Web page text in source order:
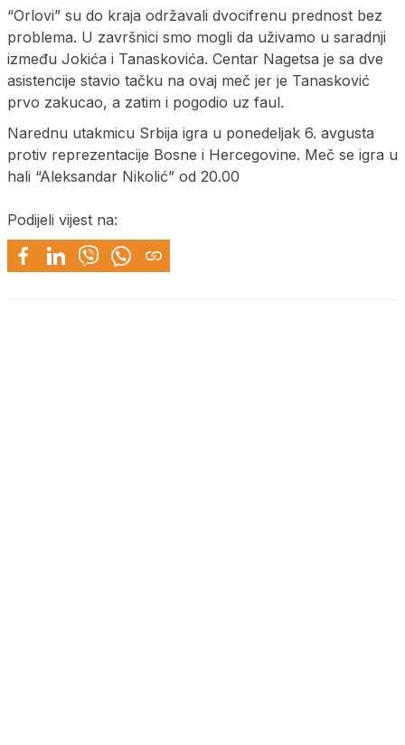
“Orlovi” su do kraja održavali dvocifrenu prednost bez
problema. U završnici smo mogli da uživamo u saradnji
između Jokića i Tanaskovića. Centar Nagetsa je sa dve
asistencije stavio tačku na ovaj meč jer je Tanasković
prvo zakucao, a zatim i pogodio uz faul.
Narednu utakmicu Srbija igra u ponedeljak 6. avgusta
protiv reprezentacije Bosne i Hercegovine. Meč se igra u
hali “Aleksandar Nikolić” od 20.00
Podijeli vijest na: